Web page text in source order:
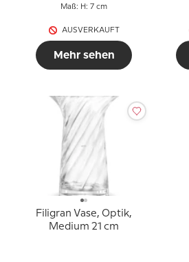
Maß: H: 7 cm
AUSVERKAUFT
Mehr sehen
Filigran Vase, Optik,
Medium 21 cm